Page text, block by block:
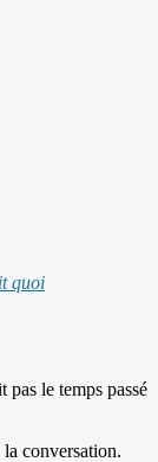
quoi
pas le temps passé
conversation.